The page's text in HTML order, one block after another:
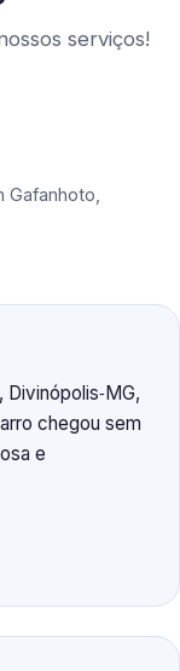
serviços!
Gafanhoto,
chegou sem
e